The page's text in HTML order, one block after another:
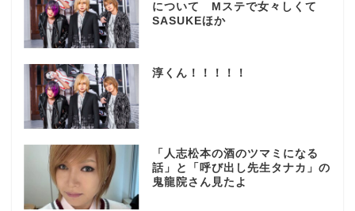
について Mステで女々しくて
SASUKEほか
淳くん！！！！！
「人志松本の酒のツマミになる
話」と「呼び出し先生タナカ」の
鬼龍院さん見たよ